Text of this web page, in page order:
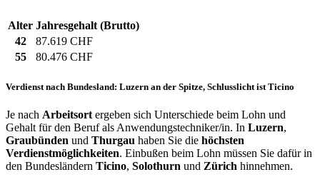
Alter Jahresgehalt (Brutto)
42
87.619 CHF
55
80.476 CHF
Verdienst nach Bundesland: Luzern an der Spitze, Schlusslicht ist Ticino
Je nach Arbeitsort ergeben sich Unterschiede beim Lohn und
Gehalt für den Beruf als Anwendungstechniker/in. In Luzern,
Graubünden und Thurgau haben Sie die höchsten
Verdienstmöglichkeiten. Einbußen beim Lohn müssen Sie dafür in
den Bundesländern Ticino, Solothurn und Zürich hinnehmen.